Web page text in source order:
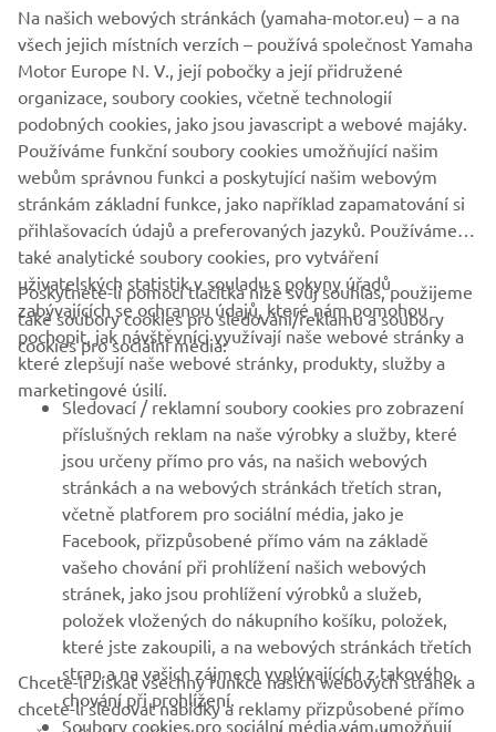
SEE THE XR9CARBONA BY BOTTPOWER
.
FIREMNÍ
B2B
VÍCE YAMAHA
PODPORA
ZPRAVODAJ
Získejte jako první informace o nejnovějších nabídkách,
speciálních akcích, nových verzích a mnoho dalšího
Na našich webových stránkách (yamaha-motor.eu) – a na
všech jejich místních verzích – používá společnost Yamaha
Motor Europe N. V., její pobočky a její přidružené
organizace, soubory cookies, včetně technologií
podobných cookies, jako jsou javascript a webové majáky.
Používáme funkční soubory cookies umožňující našim
webům správnou funkci a poskytující našim webovým
stránkám základní funkce, jako například zapamatování si
přihlašovacích údajů a preferovaných jazyků. Používáme
také analytické soubory cookies, pro vytváření
uživatelských statistik v souladu s pokyny úřadů
zabývajících se ochranou údajů, které nám pomohou
pochopit, jak návštěvníci využívají naše webové stránky a
které zlepšují naše webové stránky, produkty, služby a
marketingové úsilí.
Poskytnete-li pomocí tlačítka níže svůj souhlas, použijeme
také soubory cookies pro sledování/reklamu a soubory
cookies pro sociální média:
Sledovací / reklamní soubory cookies pro zobrazení
příslušných reklam na naše výrobky a služby, které
jsou určeny přímo pro vás, na našich webových
stránkách a na webových stránkách třetích stran,
včetně platforem pro sociální média, jako je
Facebook, přizpůsobené přímo vám na základě
vašeho chování při prohlížení našich webových
stránek, jako jsou prohlížení výrobků a služeb,
položek vložených do nákupního košíku, položek,
které jste zakoupili, a na webových stránkách třetích
stran a na vašich zájmech vyplývajících z takového
chování při prohlížení.
Soubory cookies pro sociální média vám umožňují
Chcete-li získat všechny funkce našich webových stránek a
chcete-li sledovat nabídky a reklamy přizpůsobené přímo